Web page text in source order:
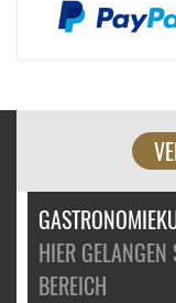
HIER
BEREICH